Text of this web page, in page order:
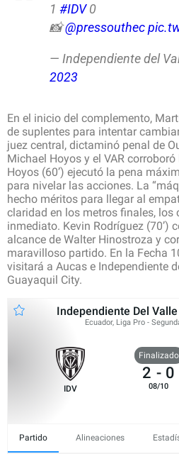
1 #IDV0
📸@pressouthec
— Independiente del
2023
En el inicio del complemento,
de suplentes para intentar
juez central, dictaminó penal de
Michael Hoyos y el VAR
Hoyos (60’) ejecutó la pena
para nivelar las acciones. La
hecho méritos para llegar al
claridad en los metros finales, los
inmediato. Kevin Rodríguez (70’)
alcance de Walter Hinostroza y
maravilloso partido. En la Fecha
visitará a Aucas e Independiente
Guayaquil City.
Independiente Del
Ecuador, Liga Pro -
IDV
Finalizado
2 - 0
08/10
Partido Alineaciones